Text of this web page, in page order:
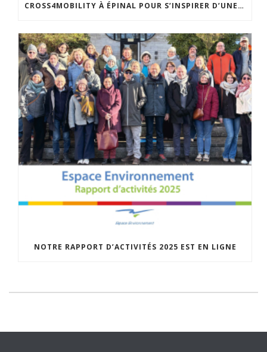
CROSS4MOBILITY À ÉPINAL POUR S’INSPIRER D’UNE POLITIQUE DE MOBILITÉ INNOVANTE…
NOTRE RAPPORT D’ACTIVITÉS 2025 EST EN LIGNE